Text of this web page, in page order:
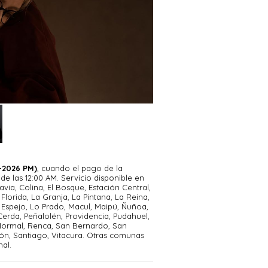
en el survival horror más
limitado y munición
y la gestión de recursos. Grace
implacable que destruye el
adopta un ritmo más frenético
y habilidades de combate cuerpo a
del maletín (Attache Case)
entre la primera y tercera persona
la cámara a su estilo preferido, ya
del combate.
las acciones de los protagonistas
a uno de los dos finales
PM) , cuando el pago de la
las 12:00 AM. Servicio disponible en
Colina, El Bosque, Estación Central,
La Granja, La Pintana, La Reina,
Lo Prado, Macul, Maipú, Ñuñoa,
Peñalolén, Providencia, Pudahuel,
Renca, San Bernardo, San
Santiago, Vitacura. Otras comunas